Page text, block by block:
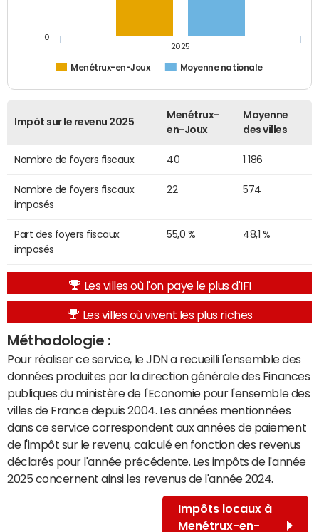
Menétrux-en-Joux Moyenne nationale
2025
0
Impôt sur le revenu 2025
Menétrux-
en-Joux
Moyenne
des villes
Nombre de foyers fiscaux 40 1 186
Nombre de foyers fiscaux
imposés
22 574
Part des foyers fiscaux
imposés
55,0 % 48,1 %
Les villes où l'on paye le plus d'IFI
Les villes où vivent les plus riches
Méthodologie :
Pour réaliser ce service, le JDN a recueilli l'ensemble des
données produites par la direction générale des Finances
publiques du ministère de l'Economie pour l'ensemble des
villes de France depuis 2004. Les années mentionnées
dans ce service correspondent aux années de paiement
de l'impôt sur le revenu, calculé en fonction des revenus
déclarés pour l'année précédente. Les impôts de l'année
2025 concernent ainsi les revenus de l'année 2024.
Impôts locaux à
Menétrux-en-